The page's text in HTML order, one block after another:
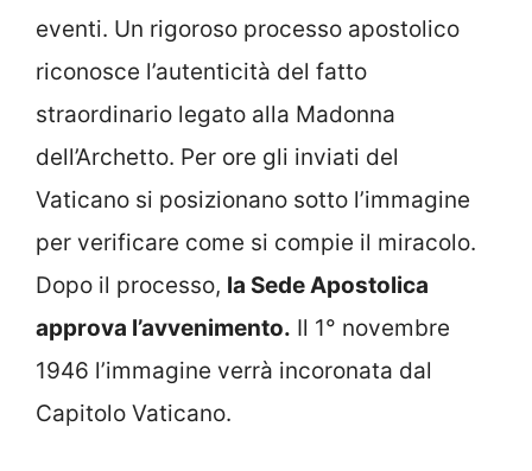
eventi. Un rigoroso processo apostolico
riconosce l’autenticità del fatto
straordinario legato alla Madonna
dell’Archetto. Per ore gli inviati del
Vaticano si posizionano sotto l’immagine
per verificare come si compie il miracolo.
Dopo il processo, la Sede Apostolica
approva l’avvenimento. Il 1° novembre
1946 l’immagine verrà incoronata dal
Capitolo Vaticano.